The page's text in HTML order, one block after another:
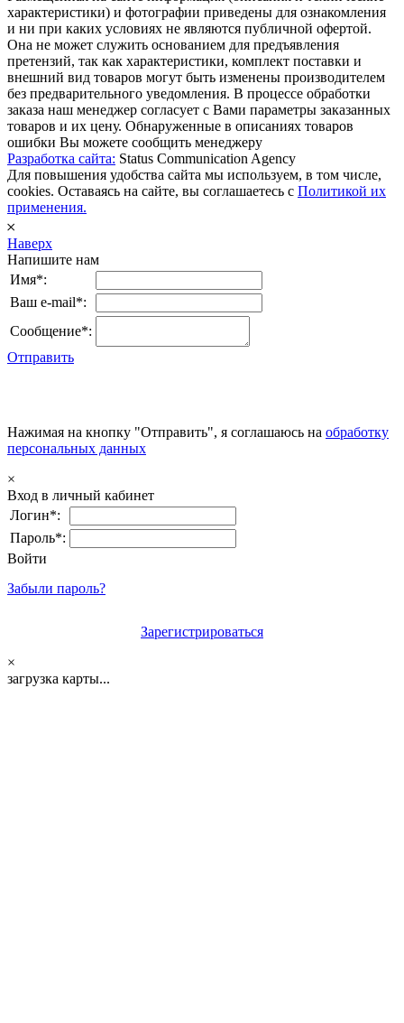
характеристики) и фотографии приведены для ознакомления
и ни при каких условиях не являются публичной офертой.
Она не может служить основанием для предъявления
претензий, так как характеристики, комплект поставки и
внешний вид товаров могут быть изменены производителем
без предварительного уведомления. В процессе обработки
заказа наш менеджер согласует с Вами параметры заказанных
товаров и их цену. Обнаруженные в описаниях товаров
ошибки Вы можете сообщить менеджеру
Разработка сайта: Status Communication Agency
Для повышения удобства сайта мы используем, в том числе,
cookies. Оставаясь на сайте, вы соглашаетесь с Политикой их
применения.
𐄂
Наверх
Напишите нам
Имя*:
Ваш e-mail*:
Сообщение*:
Отправить
Нажимая на кнопку "Отправить", я соглашаюсь на обработку
персональных данных
×
Вход в личный кабинет
Логин*:
Пароль*:
Войти
Забыли пароль?
Зарегистрироваться
×
загрузка карты...